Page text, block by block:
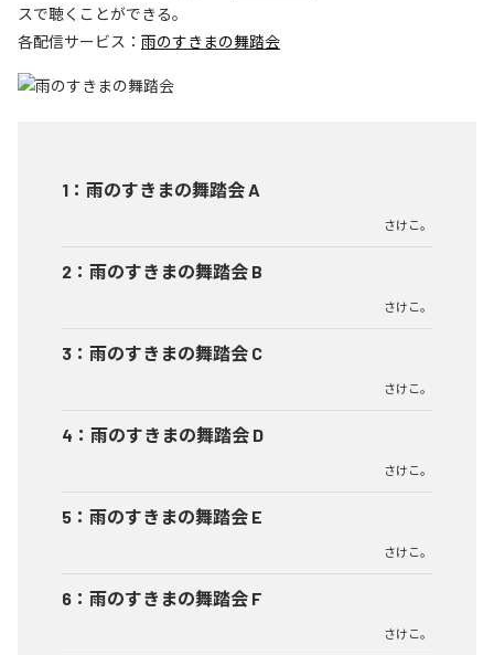
スで聴くことができる。
各配信サービス： 雨のすきまの舞踏会
1 ： 雨のすきまの舞踏会 A
さけこ。
2 ： 雨のすきまの舞踏会 B
さけこ。
3 ： 雨のすきまの舞踏会 C
さけこ。
4 ： 雨のすきまの舞踏会 D
さけこ。
5 ： 雨のすきまの舞踏会 E
さけこ。
6 ： 雨のすきまの舞踏会 F
さけこ。